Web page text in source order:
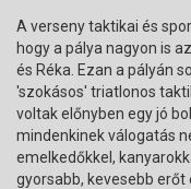
A verseny taktikai és
hogy a pálya nagyon is
és Réka. Ezan a pályán
'szokásos' triatlonos
voltak előnyben egy jó
mindenkinek válogatás
emelkedőkkel,
gyorsabb, kevesebb erőt